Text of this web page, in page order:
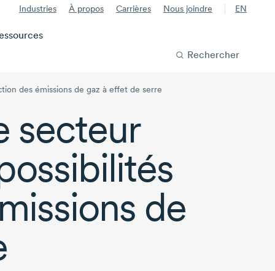
Industries À propos Carrières Nous joindre EN
Rechercher
des émissions de gaz à effet de serre
secteur
de